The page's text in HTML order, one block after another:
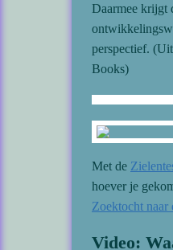
Daarmee krijgt
perspectief.
Books)
Met de
hoever je
Zoektocht naar
Video: